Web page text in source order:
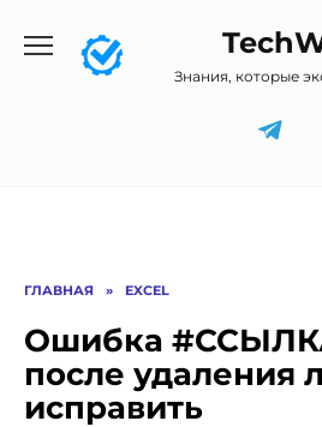
содержанию
Знания, которые
ГЛАВНАЯ » EXCEL
Ошибка
после удаления
исправить